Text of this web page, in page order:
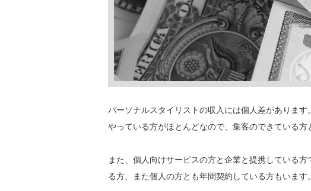
パーソナルスタイリストの収入には個人差がありま
やっている方がほとんどなので、集客のできている方
また、個人向けサービスの方と企業と提携している
る方、また個人の方とも年間契約している方もいます。